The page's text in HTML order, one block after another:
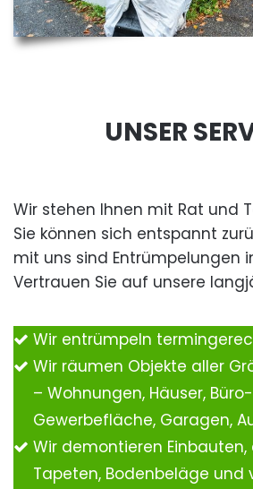
UNSER
Wir stehen Ihnen mit Rat und
Sie können sich entspannt
mit uns sind Entrümpelungen
Vertrauen Sie auf unsere
Wir entrümpeln
Wir räumen Objekte aller
– Wohnungen, Häuser,
Gewerbefläche, Garagen,
Wir demontieren
Tapeten, Bodenbeläge und